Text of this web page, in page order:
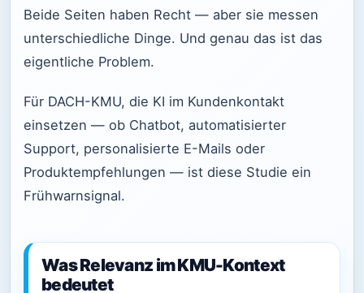
Beide Seiten haben Recht — aber sie messen
unterschiedliche Dinge. Und genau das ist das
eigentliche Problem.
Für DACH-KMU, die KI im Kundenkontakt
einsetzen — ob Chatbot, automatisierter
Support, personalisierte E-Mails oder
Produktempfehlungen — ist diese Studie ein
Frühwarnsignal.
Was Relevanz im KMU-Kontext
bedeutet